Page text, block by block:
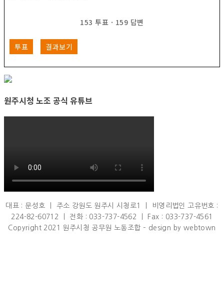
153 투표 · 159 답변
투표 결과보기
원주시청 노조 공식 유튜브
대표 : 문성호 ㅣ 주소 강원도 원주시 시청로1 ㅣ 비영리법인 고유번호 :
224-82-60712 ㅣ 전화 : 033-737-4562 ㅣ Fax : 033-737-4561
Copyright 2021 원주시청 공무원 노동조합 – design by webtown